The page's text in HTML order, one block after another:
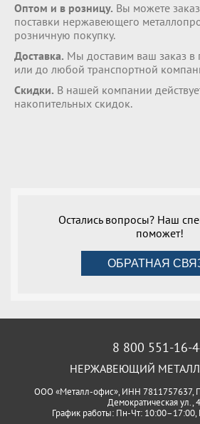
Оптом и в розницу. Вы можете
поставки нержавеющего
розничную покупку.
Доставка. Мы доставим ваш заказ в
или до любой транспортной
Скидки. В нашей компании
накопительных скидок.
Остались вопросы? Наш
поможет!
ОБРАТНАЯ
8 800 551-16-
НЕРЖАВЕЮЩИЙ
ООО «Металл-офис», ИНН 7811757637,
Демократическая ул.,
График работы: Пн-Чт: 10:00–17:00,